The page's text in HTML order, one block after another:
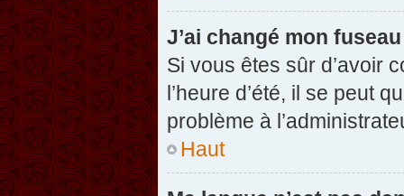
J’ai changé mon
Si vous êtes sûr d’avoir
l’heure d’été, il se peut
problème à
Haut